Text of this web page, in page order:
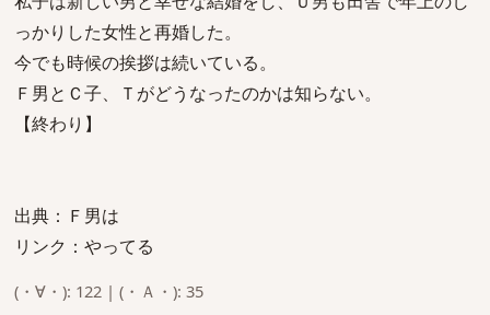
っかりした女性と再婚した。
今でも時候の挨拶は続いている。
Ｆ男とＣ子、Ｔがどうなったのかは知らない。
【終わり】
出典：Ｆ男は
リンク：やってる
(・∀・): 122 | (・Ａ・): 35